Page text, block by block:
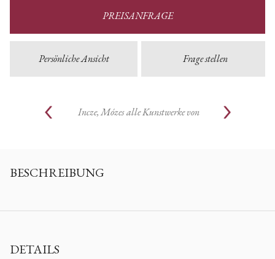
PREISANFRAGE
Persönliche Ansicht Frage stellen
Incze, Mózesalle Kunstwerke von
BESCHREIBUNG
DETAILS